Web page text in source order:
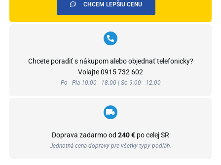
CHCEM LEPŠIU CENU
Chcete poradiť s nákupom alebo objednať telefonicky?
Volajte0915 732 602
Po - Pia 10:00 - 18:00 | So 9:00 - 12:00
Doprava zadarmo od 240 € po celej SR
Jednotná cena dopravy pre všetky typy podláh.